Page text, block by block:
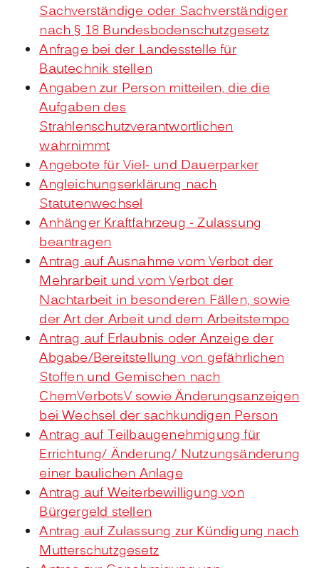
Sachverständige oder Sachverständiger
nach § 18 Bundesbodenschutzgesetz
Anfrage bei der Landesstelle für
Bautechnik stellen
Angaben zur Person mitteilen, die die
Aufgaben des
Strahlenschutzverantwortlichen
wahrnimmt
Angebote für Viel- und Dauerparker
Angleichungserklärung nach
Statutenwechsel
Anhänger Kraftfahrzeug - Zulassung
beantragen
Antrag auf Ausnahme vom Verbot der
Mehrarbeit und vom Verbot der
Nachtarbeit in besonderen Fällen, sowie
der Art der Arbeit und dem Arbeitstempo
Antrag auf Erlaubnis oder Anzeige der
Abgabe/Bereitstellung von gefährlichen
Stoffen und Gemischen nach
ChemVerbotsV sowie Änderungsanzeigen
bei Wechsel der sachkundigen Person
Antrag auf Teilbaugenehmigung für
Errichtung/ Änderung/ Nutzungsänderung
einer baulichen Anlage
Antrag auf Weiterbewilligung von
Bürgergeld stellen
Antrag auf Zulassung zur Kündigung nach
Mutterschutzgesetz